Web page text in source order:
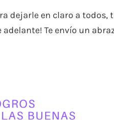
dejarle en claro a todos,
Te envío un